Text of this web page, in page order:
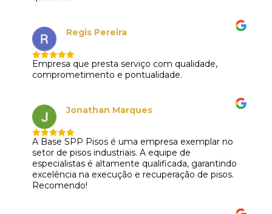
Regis Pereira
Empresa que presta serviço com qualidade,
comprometimento e pontualidade.
Jonathan Marques
A Base SPP Pisos é uma empresa exemplar no
setor de pisos industriais. A equipe de
especialistas é altamente qualificada, garantindo
excelência na execução e recuperação de pisos.
Recomendo!